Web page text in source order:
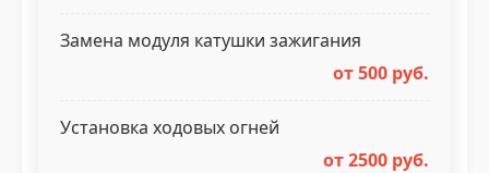
Замена модуля катушки зажигания
от 500 руб.
Установка ходовых огней
от 2500 руб.